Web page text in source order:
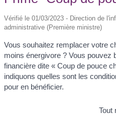
Vérifié le 01/03/2023 - Direction de
administrative (Première ministre)
Vous souhaitez remplacer votre
moins énergivore ? Vous pouvez
financière dite « Coup de pouce
indiquons quelles sont les
pour en bénéficier.
Tout